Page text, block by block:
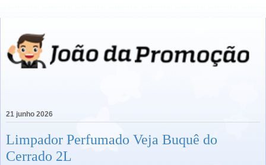
21 junho 2026
Limpador Perfumado Veja Buquê do
Cerrado 2L